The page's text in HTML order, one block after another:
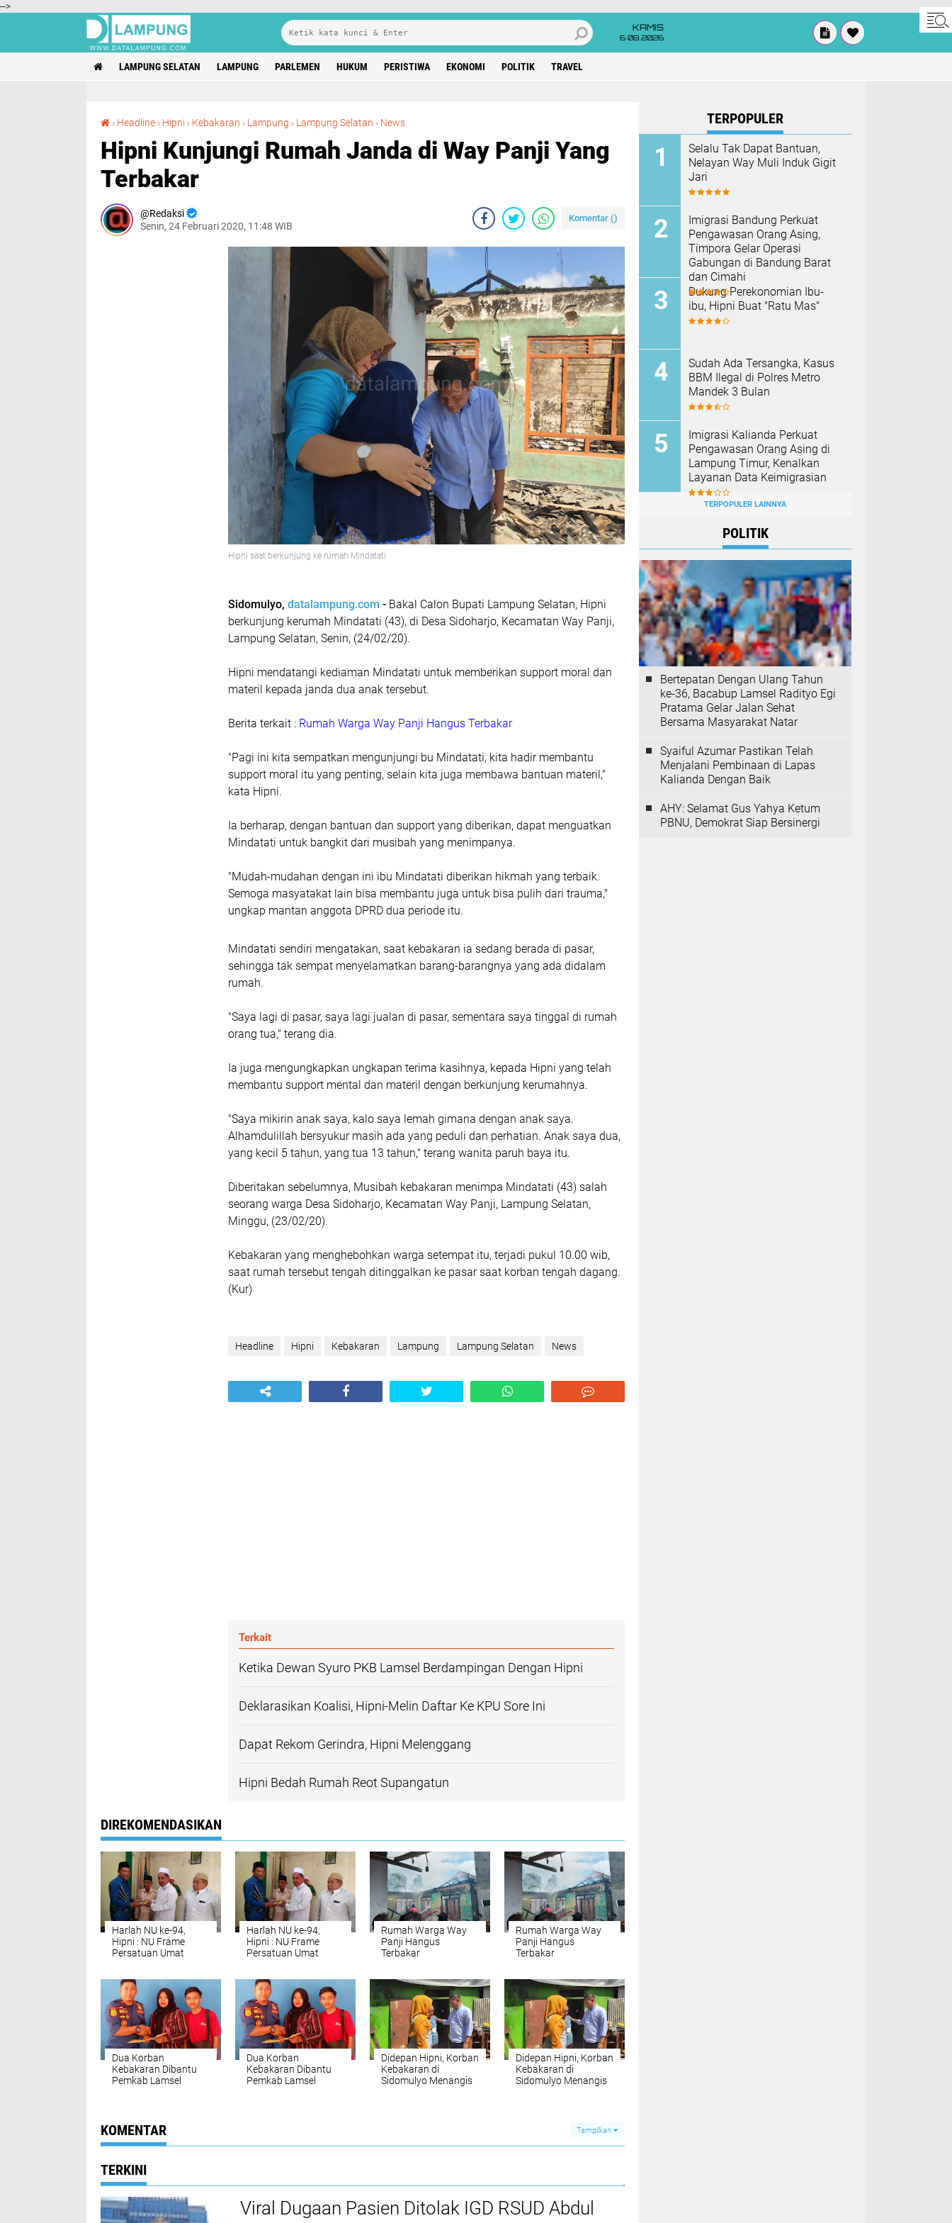
-->
KAMIS
6 08 2026
LAMPUNG SELATAN LAMPUNG PARLEMEN HUKUM PERISTIWA EKONOMI POLITIK TRAVEL
› Headline › Hipni › Kebakaran › Lampung › Lampung Selatan › News
Hipni Kunjungi Rumah Janda di Way Panji Yang
Terbakar
Redaksi
Senin, 24 Februari 2020, 11:48 WIB
Komentar ()
Hipni saat berkunjung ke rumah Mindatati
Sidomulyo, datalampung.com - Bakal Calon Bupati Lampung Selatan, Hipni
berkunjung kerumah Mindatati (43), di Desa Sidoharjo, Kecamatan Way Panji,
Lampung Selatan, Senin, (24/02/20).
Hipni mendatangi kediaman Mindatati untuk memberikan support moral dan
materil kepada janda dua anak tersebut.
Berita terkait : Rumah Warga Way Panji Hangus Terbakar
"Pagi ini kita sempatkan mengunjungi bu Mindatati, kita hadir membantu
support moral itu yang penting, selain kita juga membawa bantuan materil,"
kata Hipni.
Ia berharap, dengan bantuan dan support yang diberikan, dapat menguatkan
Mindatati untuk bangkit dari musibah yang menimpanya.
"Mudah-mudahan dengan ini ibu Mindatati diberikan hikmah yang terbaik.
Semoga masyatakat lain bisa membantu juga untuk bisa pulih dari trauma,"
ungkap mantan anggota DPRD dua periode itu.
Mindatati sendiri mengatakan, saat kebakaran ia sedang berada di pasar,
sehingga tak sempat menyelamatkan barang-barangnya yang ada didalam
rumah.
"Saya lagi di pasar, saya lagi jualan di pasar, sementara saya tinggal di rumah
orang tua," terang dia.
Ia juga mengungkapkan ungkapan terima kasihnya, kepada Hipni yang telah
membantu support mental dan materil dengan berkunjung kerumahnya.
"Saya mikirin anak saya, kalo saya lemah gimana dengan anak saya.
Alhamdulillah bersyukur masih ada yang peduli dan perhatian. Anak saya dua,
yang kecil 5 tahun, yang tua 13 tahun," terang wanita paruh baya itu.
Diberitakan sebelumnya, Musibah kebakaran menimpa Mindatati (43) salah
seorang warga Desa Sidoharjo, Kecamatan Way Panji, Lampung Selatan,
Minggu, (23/02/20).
Kebakaran yang menghebohkan warga setempat itu, terjadi pukul 10.00 wib,
saat rumah tersebut tengah ditinggalkan ke pasar saat korban tengah dagang.
(Kur)
Headline Hipni Kebakaran Lampung Lampung Selatan News
Terkait
Ketika Dewan Syuro PKB Lamsel Berdampingan Dengan Hipni
Deklarasikan Koalisi, Hipni-Melin Daftar Ke KPU Sore Ini
Dapat Rekom Gerindra, Hipni Melenggang
Hipni Bedah Rumah Reot Supangatun
DIREKOMENDASIKAN
Harlah NU ke-94,
Hipni : NU Frame
Persatuan Umat
Harlah NU ke-94,
Hipni : NU Frame
Persatuan Umat
Rumah Warga Way
Panji Hangus
Terbakar
Rumah Warga Way
Panji Hangus
Terbakar
Dua Korban
Kebakaran Dibantu
Pemkab Lamsel
Dua Korban
Kebakaran Dibantu
Pemkab Lamsel
Didepan Hipni, Korban
Kebakaran di
Sidomulyo Menangis
Didepan Hipni, Korban
Kebakaran di
Sidomulyo Menangis
KOMENTAR Tampilkan
TERKINI
Viral Dugaan Pasien Ditolak IGD RSUD Abdul
TERPOPULER
Selalu Tak Dapat Bantuan,
Nelayan Way Muli Induk Gigit
Jari
Imigrasi Bandung Perkuat
Pengawasan Orang Asing,
Timpora Gelar Operasi
Gabungan di Bandung Barat
dan Cimahi
Dukung Perekonomian Ibu-
ibu, Hipni Buat "Ratu Mas"
Sudah Ada Tersangka, Kasus
BBM Ilegal di Polres Metro
Mandek 3 Bulan
Imigrasi Kalianda Perkuat
Pengawasan Orang Asing di
Lampung Timur, Kenalkan
Layanan Data Keimigrasian
TERPOPULER LAINNYA
POLITIK
Bertepatan Dengan Ulang Tahun
ke-36, Bacabup Lamsel Radityo Egi
Pratama Gelar Jalan Sehat
Bersama Masyarakat Natar
Syaiful Azumar Pastikan Telah
Menjalani Pembinaan di Lapas
Kalianda Dengan Baik
AHY: Selamat Gus Yahya Ketum
PBNU, Demokrat Siap Bersinergi